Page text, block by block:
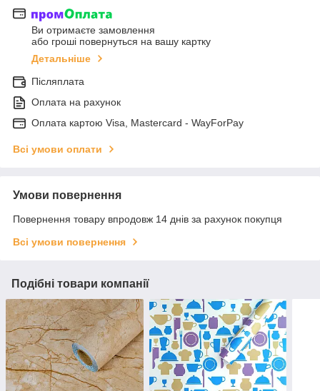
Ви отримаєте замовлення
або гроші повернуться на вашу картку
Детальніше
Післяплата
Оплата на рахунок
Оплата картою Visa, Mastercard - WayForPay
Всі умови оплати
Умови повернення
Повернення товару впродовж 14 днів за рахунок покупця
Всі умови повернення
Подібні товари компанії